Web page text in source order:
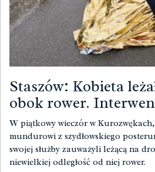
Staszów: Kobieta
obok rower.
W piątkowy wieczór w
mundurowi z szydłowskiego
swojej służby zauważyli leżącą na
niewielkiej odległość od niej rower.